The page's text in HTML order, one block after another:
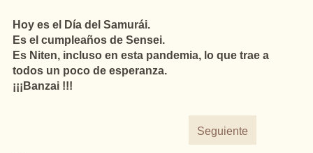
Hoy es el Día del Samurái.
Es el cumpleaños de Sensei.
Es Niten, incluso en esta pandemia, lo que trae a
todos un poco de esperanza.
¡¡¡Banzai !!!
Seguiente